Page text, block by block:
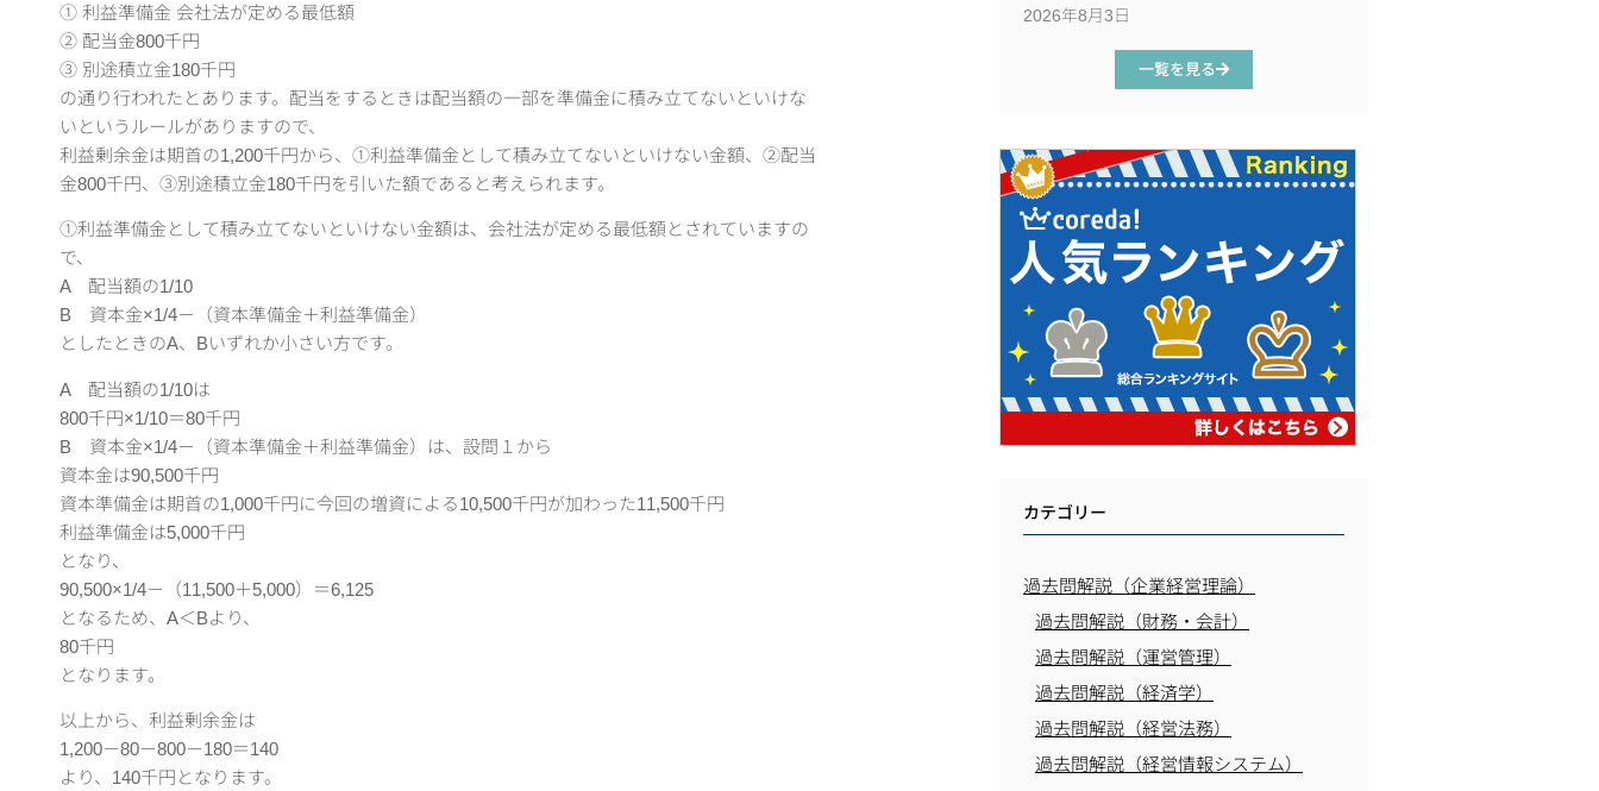
① 利益準備金 会社法が定める最低額
② 配当金800千円
③ 別途積立金180千円
の通り行われたとあります。配当をするときは配当額の一部を準備金に積み立てないといけな
いというルールがありますので、
利益剰余金は期首の1,200千円から、①利益準備金として積み立てないといけない金額、②配当
金800千円、③別途積立金180千円を引いた額であると考えられます。
①利益準備金として積み立てないといけない金額は、会社法が定める最低額とされていますの
で、
A 配当額の1/10
B 資本金×1/4－（資本準備金＋利益準備金）
としたときのA、Bいずれか小さい方です。
A 配当額の1/10は
800千円×1/10＝80千円
B 資本金×1/4－（資本準備金＋利益準備金）は、設問１から
資本金は90,500千円
資本準備金は期首の1,000千円に今回の増資による10,500千円が加わった11,500千円
利益準備金は5,000千円
となり、
90,500×1/4－（11,500＋5,000）＝6,125
となるため、A＜Bより、
80千円
となります。
以上から、利益剰余金は
1,200－80－800－180＝140
より、140千円となります。
2026年8月3日
一覧を見る
カテゴリー
過去問解説（企業経営理論）
過去問解説（財務・会計）
過去問解説（運営管理）
過去問解説（経済学）
過去問解説（経営法務）
過去問解説（経営情報システム）